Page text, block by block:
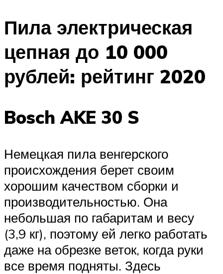
Пила электрическая
цепная до 10 000
рублей: рейтинг 2020
Bosch AKE 30 S
Немецкая пила венгерского
происхождения берет своим
хорошим качеством сборки и
производительностью. Она
небольшая по габаритам и весу
(3,9 кг), поэтому ей легко работать
даже на обрезке веток, когда руки
все время подняты. Здесь